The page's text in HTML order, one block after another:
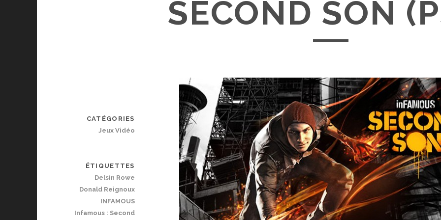
SECOND SON
CATÉGORIES
Jeux Vidéo
ÉTIQUETTES
Delsin Rowe
Donald Reignoux
INFAMOUS
Infamous : Second